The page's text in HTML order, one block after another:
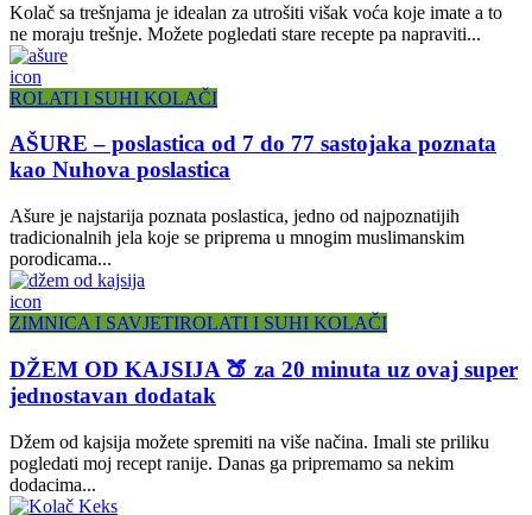
Kolač sa trešnjama je idealan za utrošiti višak voća koje imate a to
ne moraju trešnje. Možete pogledati stare recepte pa napraviti...
icon
ROLATI I SUHI KOLAČI
AŠURE – poslastica od 7 do 77 sastojaka poznata
kao Nuhova poslastica
Ašure je najstarija poznata poslastica, jedno od najpoznatijih
tradicionalnih jela koje se priprema u mnogim muslimanskim
porodicama...
icon
ZIMNICA I SAVJETIROLATI I SUHI KOLAČI
DŽEM OD KAJSIJA 🍑 za 20 minuta uz ovaj super
jednostavan dodatak
Džem od kajsija možete spremiti na više načina. Imali ste priliku
pogledati moj recept ranije. Danas ga pripremamo sa nekim
dodacima...